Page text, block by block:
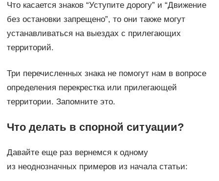
Что касается знаков “Уступите дорогу” и “Движение
без остановки запрещено”, то они также могут
устанавливаться на выездах с прилегающих
территорий.
Три перечисленных знака не помогут нам в вопросе
определения перекрестка или прилегающей
территории. Запомните это.
Что делать в спорной ситуации?
Давайте еще раз вернемся к одному
из неоднозначных примеров из начала статьи: